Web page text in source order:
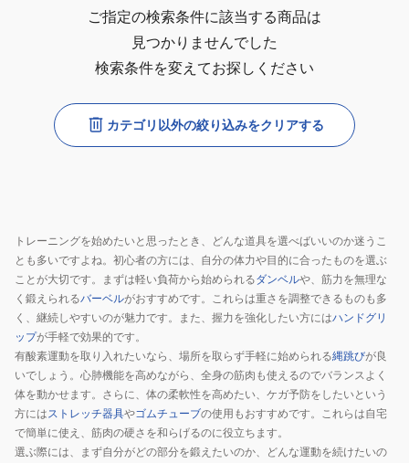
ご指定の検索条件に該当する商品は
見つかりませんでした
検索条件を変えてお探しください
カテゴリ以外の絞り込みをクリアする
トレーニングを始めたいと思ったとき、どんな道具を選べばいいのか迷うこ
とも多いですよね。初心者の方には、自分の体力や目的に合ったものを選ぶ
ことが大切です。まずは軽い負荷から始められるダンベルや、筋力を無理な
く鍛えられるバーベルがおすすめです。これらは重さを調整できるものも多
く、継続しやすいのが魅力です。また、握力を強化したい方にはハンドグリ
ップが手軽で効果的です。
有酸素運動を取り入れたいなら、場所を取らず手軽に始められる縄跳びが良
いでしょう。心肺機能を高めながら、全身の筋肉も使えるのでバランスよく
体を動かせます。さらに、体の柔軟性を高めたい、ケガ予防をしたいという
方にはストレッチ器具やゴムチューブの使用もおすすめです。これらは自宅
で簡単に使え、筋肉の硬さを和らげるのに役立ちます。
選ぶ際には、まず自分がどの部分を鍛えたいのか、どんな運動を続けたいの